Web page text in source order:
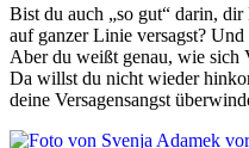
Bist du auch „so gut“ darin,
auf ganzer Linie versagst?
Aber du weißt genau, wie sich
Da willst du nicht wieder
deine Versagensangst